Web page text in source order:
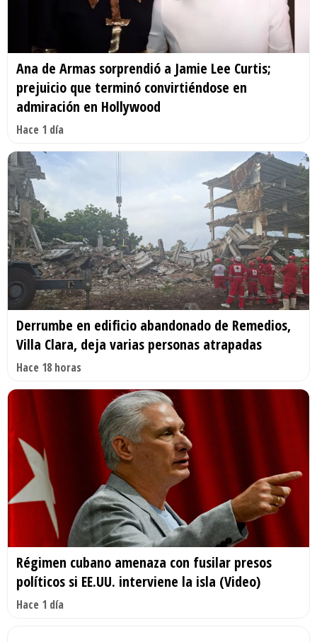
Ana de Armas sorprendió a Jamie Lee Curtis;
prejuicio que terminó convirtiéndose en
admiración en Hollywood
Hace 1 día
Derrumbe en edificio abandonado de Remedios,
Villa Clara, deja varias personas atrapadas
Hace 18 horas
Régimen cubano amenaza con fusilar presos
políticos si EE.UU. interviene la isla (Video)
Hace 1 día